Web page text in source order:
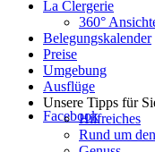
Facebook
La Clergerie
360°
Belegungskalender
Preise
Umgebung
Ausflüge
Unsere Tipps für
Hilfreiches
Rund um